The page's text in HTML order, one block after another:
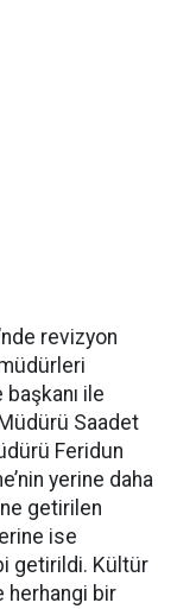
revizyon
ile
Saadet
Feridun
yerine daha
getirilen
ise
getirildi. Kültür
herhangi bir